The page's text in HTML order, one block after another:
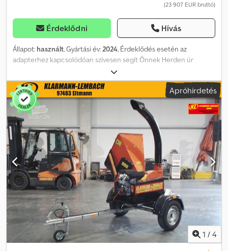
(23 907 EUR bruttó)
Érdeklődni Hívás
Állapot: használt, Gyártási év:2024, Érdeklődés esetén az
adapterhez kapcsolódóan szívesen segít Önnek Herden úr
(telefonon: ...). Seppi M. MINI-BMS 105 / erdészeti mulcsozó / OQ45-
5 adapterrel / CUT CONTROL-lal / 5-10 t / bemutatódarab /
raktáron azonnal elérhető / kitűnő állapotban Ár: 20.090,00 €
nettó / 23.907,10 € bruttó - Munkaszélesség: 1,05 m - Teljes
szélesség: 1,20 m - Mélység: 1,03 m - Magasság: 0,72 m - Baggerre
szerelhető mulcsozó gép - Patakpartok, erdők és nehezen
megközelíthető területek mulcsozására - Maximum 10 cm
átmérőjű cserje és fa aprítására - 5-10 tonnás kotrógépekhez -
Többféle adapterlappal szerelhető - Meghajtás a hordozógéphez
igazodó hidraulikus motorhoz előkészítve - Közvetett ékszíjhajtás
5 ékszíjjal - Megerősített, kopásálló AR 400 acél ház - Kovácsolt
ellenkések - Hidraulikusan állítható burkolat - Teljes
burkolathosszra kiterjedő zsanér - Láncos elülső védő - Láncos
hátsó védő - Állítható magasságú, keményfém lappal megerősített
csúszótalpak - Szín: piros RAL3020 · antracit RAL7021 OPT 228
erdészeti rotor fix MINI DUO szerszámokkal (2 keményfém
betéttel) 21 db szerszám, össztömeg OPT 228-cal*: 445 kg OPT 513
Apróhirdetés
1 / 4